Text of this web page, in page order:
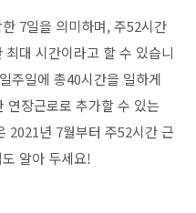
7일을 의미하며, 주52시간
최대 시간이라고 할 수 있습니
주일에 총40시간을 일하게
연장근로로 추가할 수 있는
2021년 7월부터 주52시간 근
알아 두세요!